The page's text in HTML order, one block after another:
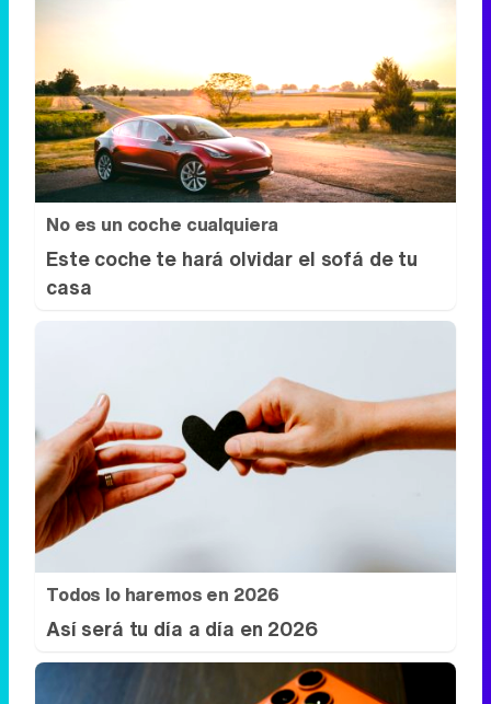
No es un coche cualquiera
Este coche te hará olvidar el sofá de tu
casa
Todos lo haremos en 2026
Así será tu día a día en 2026